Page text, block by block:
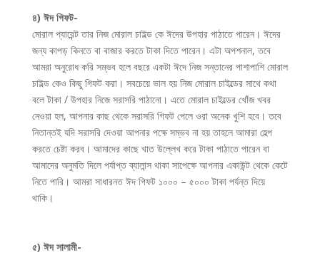
৪) ঈদ গিফট-
মোরাল প্যারেন্ট তার নিজ মোরাল চাইল্ড কে ঈদের উপহার পাঠাতে পারেন। ঈদের
জন্য কাপড় কিনতে বা বাজার করতে টাকা দিতে পারেন। এটা অপশনাল, তবে
আমরা অনুরোধ করি সম্ভব হলে বছরে একটা ঈদে নিজ সন্তানের পাশাপাশি মোরাল
চাইল্ড কেও কিছু গিফট করা। সবচেয়ে ভাল হয় নিজ মোরাল চাইল্ডের সাথে কথা
বলে টাকা / উপহার নিজে সরাসরি পাঠানো। এতে মোরাল চাইল্ডের খোঁজ খবর
নেওয়া হল, আপনার কাছ থেকে সরাসরি গিফট পেলে ওরা অনেক খুশি হবে। তবে
নিতান্তই যদি সরাসরি দেওয়া আপনার পক্ষে সম্ভব না হয় তাহলে আমারা হেল্প
করতে চেষ্টা করব। আমাদের কাছে খাত উল্লেখ করে টাকা পাঠাতে পারেন বা
আমাদের অনুমতি দিলে পর্যাপ্ত ব্যালান্স থাকা সাপেক্ষে আপনার একাউন্ট থেকে কেটে
নিতে পারি। আমরা সাধারনত ঈদ গিফট ১০০০ – ৫০০০ টাকা পর্যন্ত দিয়ে
থাকি।
৫) ঈদ সালামী-